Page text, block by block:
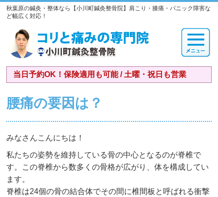
秋葉原の鍼灸・整体なら【小川町鍼灸整骨院】肩こり・膝痛・パニック障害な
ど幅広く対応！
当日予約OK！保険適用も可能 / 土曜・祝日も営業
腰痛の要因は？
みなさんこんにちは！
私たちの姿勢を維持している骨の中心となるのが脊椎で
す。この脊椎から数多くの骨格が広がり、体を構成してい
ます。
脊椎は24個の骨の結合体でその間に椎間板と呼ばれる衝撃